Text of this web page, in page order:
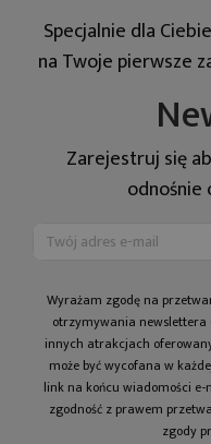
Specjalnie dla
na Twoje pierwsze
Zarejestruj się
Wyrażam zgodę na
otrzy­my­wa­nia
innych atrakcjach
może być wycofana w
link na końcu wiadomości
zgodność z prawem
zgody